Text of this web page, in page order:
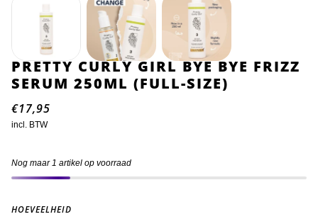
PRETTY CURLY GIRL BYE BYE FRIZZ
SERUM 250ML (FULL-SIZE)
€17,95
incl. BTW
Nog maar 1 artikel op voorraad
HOEVEELHEID